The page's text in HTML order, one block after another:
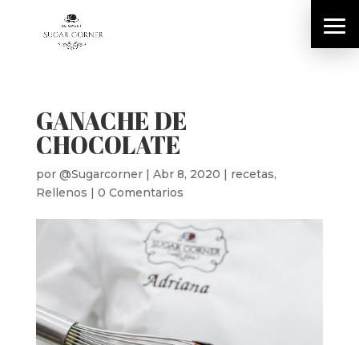
GANACHE DE
CHOCOLATE
por @Sugarcorner| Abr 8, 2020 | recetas,
Rellenos | 0 Comentarios